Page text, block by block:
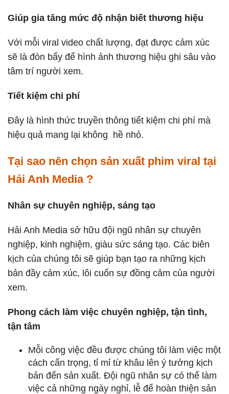
Giúp gia tăng mức độ nhận biết thương hiệu
Với mỗi viral video chất lượng, đạt được cảm xúc
sẽ là đòn bẩy để hình ảnh thương hiệu ghi sâu vào
tâm trí người xem.
Tiết kiệm chi phí
Đây là hình thức truyền thông tiết kiệm chi phí mà
hiệu quả mang lại không hề nhỏ.
Tại sao nên chọn sản xuất phim viral tại
Hải Anh Media ?
Nhân sự chuyên nghiệp, sáng tạo
Hải Anh Media sở hữu đội ngũ nhân sự chuyên
nghiệp, kinh nghiệm, giàu sức sáng tạo. Các biên
kịch của chúng tôi sẽ giúp bạn tạo ra những kịch
bản đầy cảm xúc, lôi cuốn sự đồng cảm của người
xem.
Phong cách làm việc chuyên nghiệp, tận tình,
tận tâm
Mỗi công việc đều được chúng tôi làm việc một
cách cẩn trọng, tỉ mỉ từ khâu lên ý tưởng kịch
bản đến sản xuất. Đội ngũ nhân sự có thể làm
việc cả những ngày nghỉ, lễ để hoàn thiện sản